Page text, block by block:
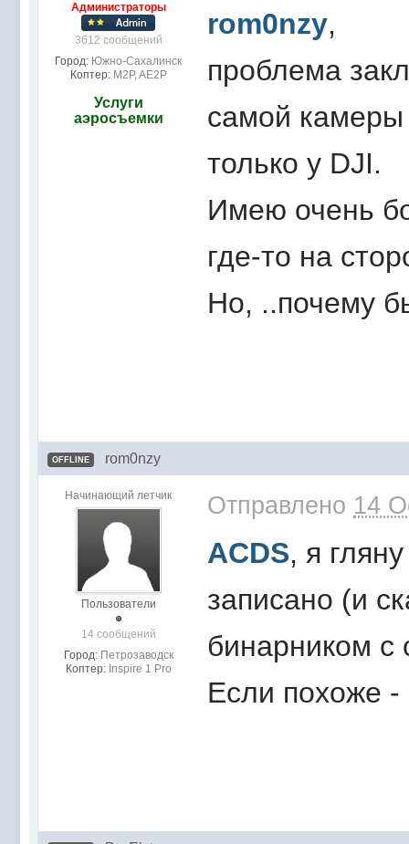
Администраторы
3612 сообщений
Город: Южно-Сахалинск
Коптер: M2P, AE2P
Услуги
аэросъемки
rom0nzy,
проблема
самой камеры
только у DJI.
Имею очень
где-то на
Но, ..почему
OFFLINE rom0nzy
Начинающий летчик
Пользователи
14 сообщений
Город: Петрозаводск
Коптер: Inspire 1 Pro
Отправлено 14
ACDS, я
записано (и
бинарником с
Если похоже